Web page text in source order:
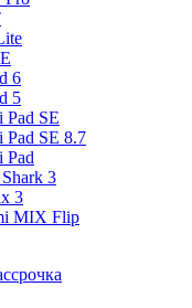
6
5
Pad SE
Pad SE 8.7
Pad
3
3
MIX Flip